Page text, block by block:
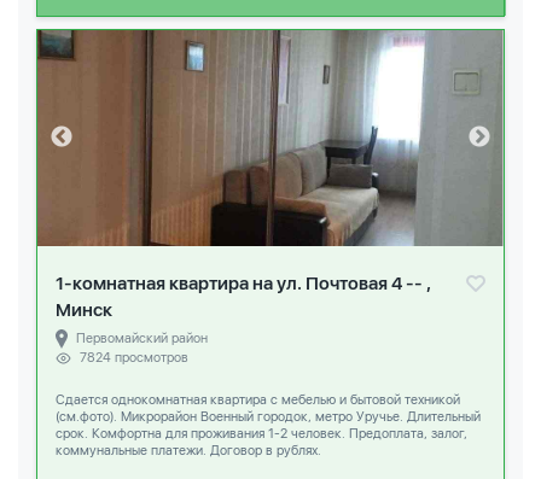
1-комнатная квартира на ул. Почтовая 4 -- ,
Минск
Первомайский район
7824 просмотров
Сдается однокомнатная квартира c мебелью и бытовой техникой
(см.фото). Микрорайон Военный городок, метро Уручье. Длительный
срок. Комфортна для проживания 1-2 человек. Предоплата, залог,
коммунальные платежи. Договор в рублях.